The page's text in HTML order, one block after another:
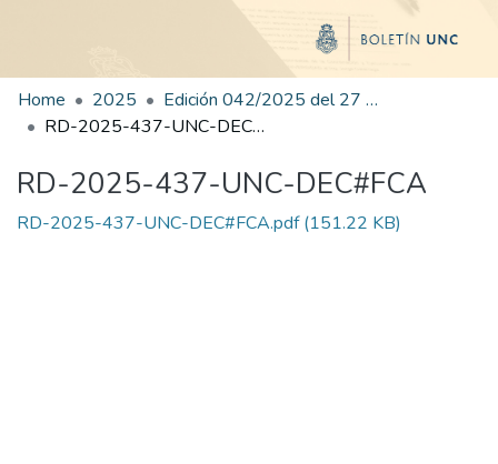
Home 2025
Edición 042/2025 del 27 de agosto de 2025
RD-2025-437-UNC-DEC#FCA
RD-2025-437-UNC-DEC#FCA
RD-2025-437-UNC-DEC#FCA.pdf(151.22 KB)